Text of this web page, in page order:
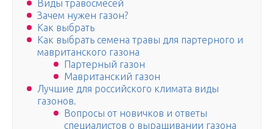
Виды травосмесей
Зачем нужен газон?
Как выбрать
Как выбрать семена травы для партерного и
мавританского газона
Партерный газон
Мавританский газон
Лучшие для российского климата виды
газонов.
Вопросы от новичков и ответы
специалистов о выращивании газона